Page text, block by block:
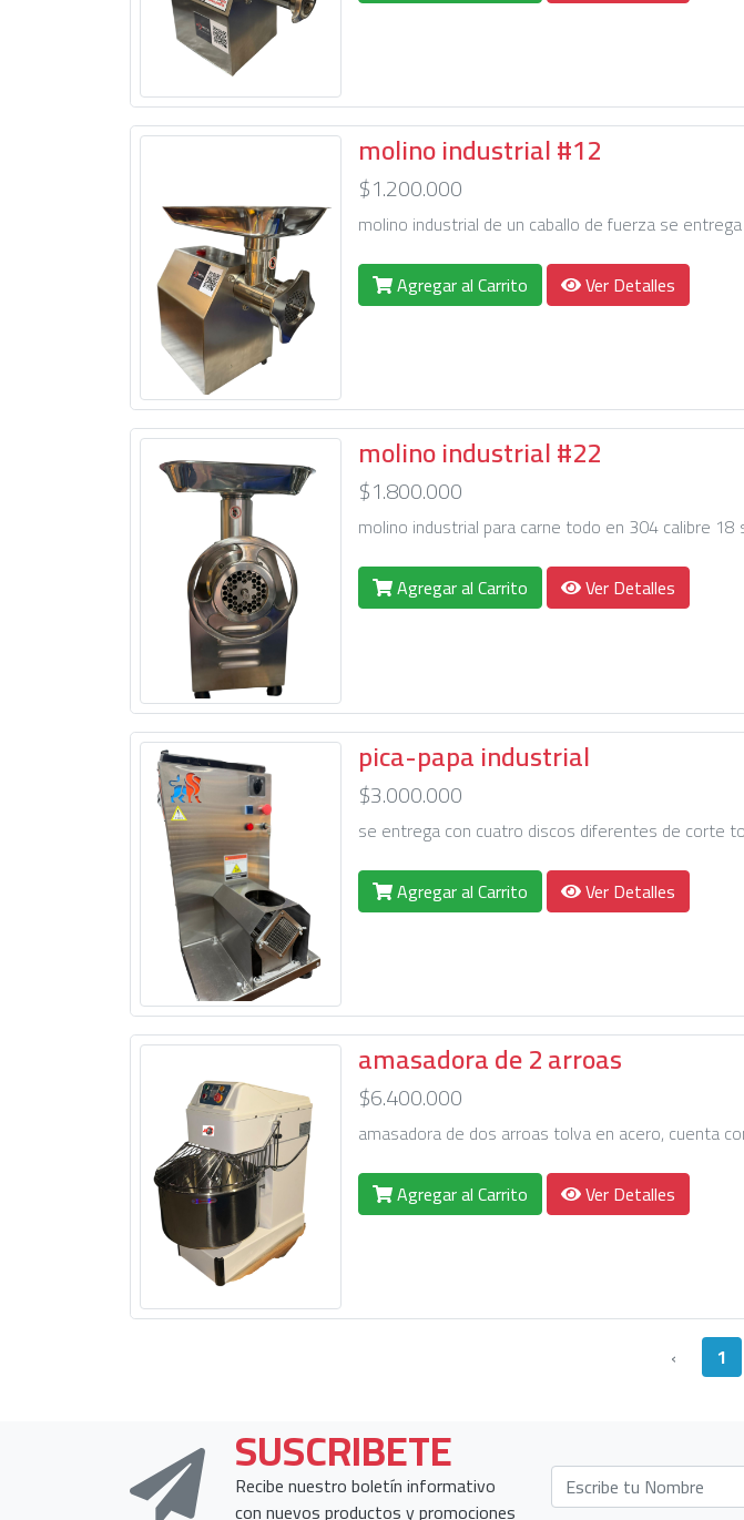
molino industrial #12
$1.200.000
molino industrial de un caballo de fuerza se
Agregar al Carrito
Ver Detalles
molino industrial #22
$1.800.000
molino industrial para carne todo en 304 calibre
Agregar al Carrito
Ver Detalles
pica-papa industrial
$3.000.000
se entrega con cuatro discos diferentes de corte
Agregar al Carrito
Ver Detalles
amasadora de 2 arroas
$6.400.000
amasadora de dos arroas tolva en acero, cuenta
Agregar al Carrito
Ver Detalles
‹ 1
SUSCRIBETE
Recibe nuestro boletín informativo
con nuevos productos y promociones